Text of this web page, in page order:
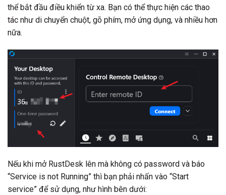
thể bắt đầu điều khiển từ xa. Bạn có thể thực hiện các thao
tác như di chuyển chuột, gõ phím, mở ứng dụng, và nhiều hơn
nữa.
Nếu khi mở RustDesk lên mà không có password và báo
“Service is not Running” thì bạn phải nhấn vào “Start
service” để sử dụng, như hình bên dưới: